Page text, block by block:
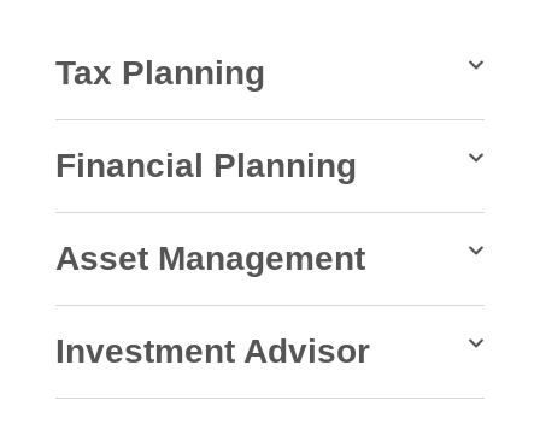
Tax Planning
Financial Planning
Asset Management
Investment Advisor